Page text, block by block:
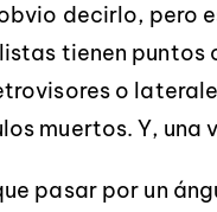
decirlo, pero
tienen puntos
o
muertos. Y,
pasar por un